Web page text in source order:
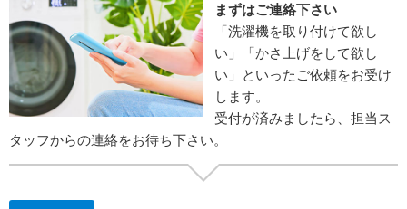
まずはご連絡下さい
「洗濯機を取り付けて欲し
い」「かさ上げをして欲し
い」といったご依頼をお受け
します。
受付が済みましたら、担当ス
タッフからの連絡をお待ち下さい。